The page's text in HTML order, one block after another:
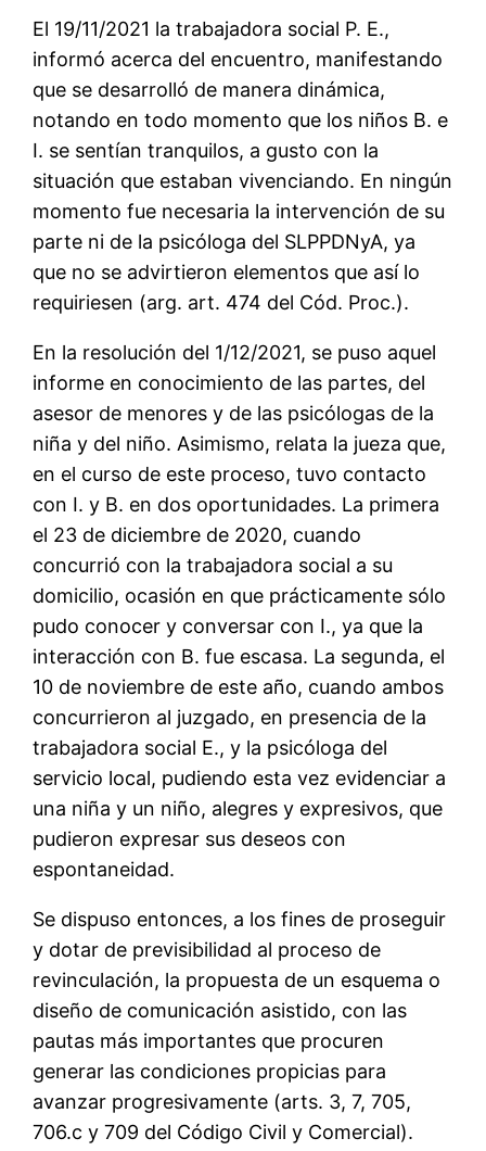
El 19/11/2021 la trabajadora social P. E.,
informó acerca del encuentro, manifestando
que se desarrolló de manera dinámica,
notando en todo momento que los niños B. e
I. se sentían tranquilos, a gusto con la
situación que estaban vivenciando. En ningún
momento fue necesaria la intervención de su
parte ni de la psicóloga del SLPPDNyA, ya
que no se advirtieron elementos que así lo
requiriesen (arg. art. 474 del Cód. Proc.).
En la resolución del 1/12/2021, se puso aquel
informe en conocimiento de las partes, del
asesor de menores y de las psicólogas de la
niña y del niño. Asimismo, relata la jueza que,
en el curso de este proceso, tuvo contacto
con I. y B. en dos oportunidades. La primera
el 23 de diciembre de 2020, cuando
concurrió con la trabajadora social a su
domicilio, ocasión en que prácticamente sólo
pudo conocer y conversar con I., ya que la
interacción con B. fue escasa. La segunda, el
10 de noviembre de este año, cuando ambos
concurrieron al juzgado, en presencia de la
trabajadora social E., y la psicóloga del
servicio local, pudiendo esta vez evidenciar a
una niña y un niño, alegres y expresivos, que
pudieron expresar sus deseos con
espontaneidad.
Se dispuso entonces, a los fines de proseguir
y dotar de previsibilidad al proceso de
revinculación, la propuesta de un esquema o
diseño de comunicación asistido, con las
pautas más importantes que procuren
generar las condiciones propicias para
avanzar progresivamente (arts. 3, 7, 705,
706.c y 709 del Código Civil y Comercial).